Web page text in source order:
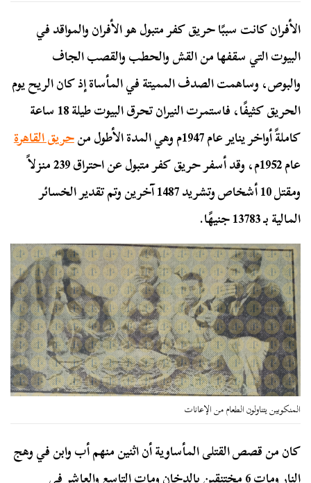
الأفران كانت سببًا حريق كفر متبول هو الأفران والمواقد في
البيوت التي سقفها من القش والحطب والقصب الجاف
والبوص، وساهمت الصدف المميتة في المأساة إذ كان الريح يوم
الحريق كثيفًا، فاستمرت النيران تحرق البيوت طيلة 18 ساعة
كاملةً أواخر يناير عام 1947م وهي المدة الأطول من
حريق القاهرة
عام 1952م، وقد أسفر حريق كفر متبول عن احتراق 239 منزلاً
ومقتل 10 أشخاص وتشريد 1487 آخرين وتم تقدير الخسائر
المالية بـ 13783 جنيهًا.
المنكوبين يتناولون الطعام من الإعانات
كان من قصص القتلى المأساوية أن اثنين منهم أب وابن في وهج